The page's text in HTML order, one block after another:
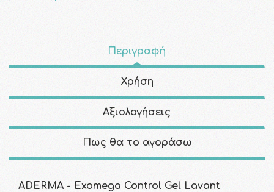
Περιγραφή
Χρήση
Αξιολογήσεις
Πως θα το αγοράσω
ADERMA - Exomega Control Gel Lavant